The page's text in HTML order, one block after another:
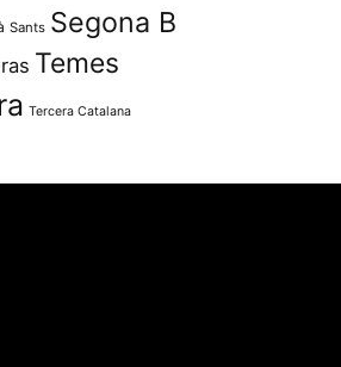
Sants Segona B
Temes
Tercera Catalana